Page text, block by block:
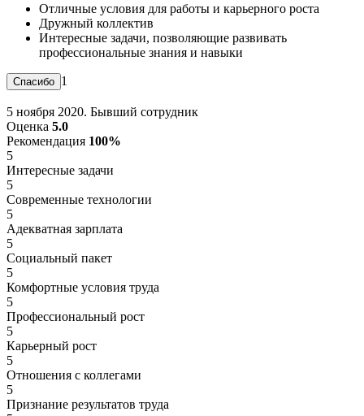
Отличные условия для работы и карьерного роста
Дружный коллектив
Интересные задачи, позволяющие развивать
профессиональные знания и навыки
1
5 ноября 2020. Бывший сотрудник
Оценка 5.0
Рекомендация 100%
5
Интересные задачи
5
Современные технологии
5
Адекватная зарплата
5
Социальный пакет
5
Комфортные условия труда
5
Профессиональный рост
5
Карьерный рост
5
Отношения с коллегами
5
Признание результатов труда